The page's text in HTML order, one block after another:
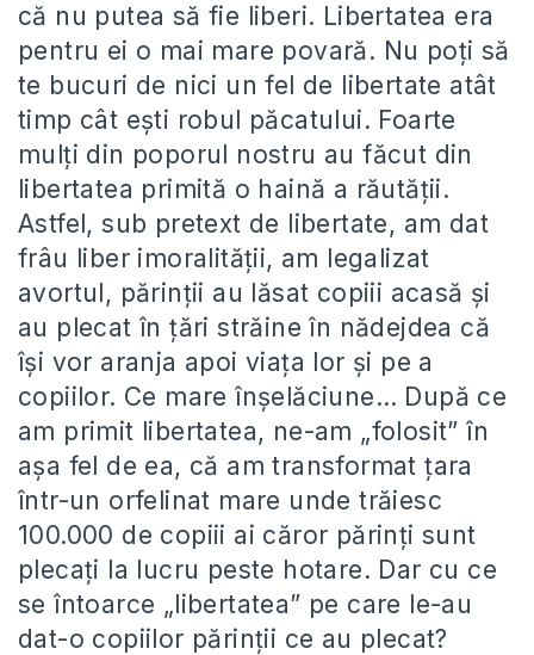
că nu putea să fie liberi. Libertatea era
pentru ei o mai mare povară. Nu poţi să
te bucuri de nici un fel de libertate atât
timp cât eşti robul păcatului. Foarte
mulţi din poporul nostru au făcut din
libertatea primită o haină a răutăţii.
Astfel, sub pretext de libertate, am dat
frâu liber imoralităţii, am legalizat
avortul, părinţii au lăsat copiii acasă şi
au plecat în ţări străine în nădejdea că
îşi vor aranja apoi viaţa lor şi pe a
copiilor. Ce mare înşelăciune… După ce
am primit libertatea, ne-am „folosit” în
aşa fel de ea, că am transformat ţara
într-un orfelinat mare unde trăiesc
100.000 de copiii ai căror părinţi sunt
plecaţi la lucru peste hotare. Dar cu ce
se întoarce „libertatea” pe care le-au
dat-o copiilor părinţii ce au plecat?